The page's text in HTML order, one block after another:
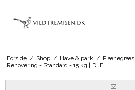
Forside / Shop / Have & park / Plænegræs
Renovering - Standard - 15 kg | DLF